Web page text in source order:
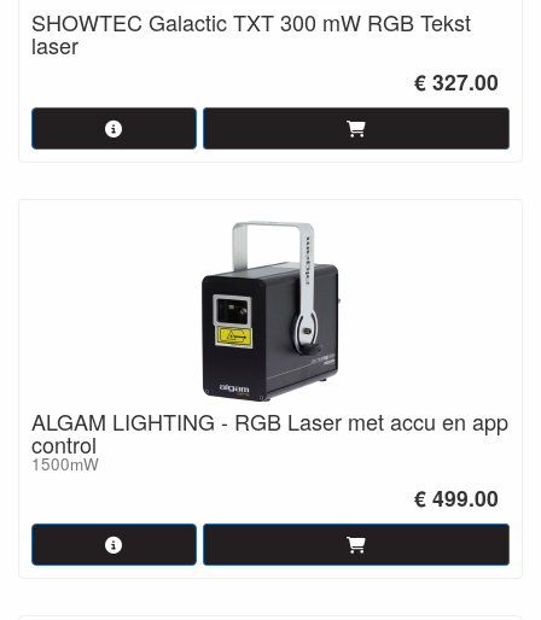
SHOWTEC Galactic TXT 300 mW RGB Tekst
laser
€ 327.00
ALGAM LIGHTING - RGB Laser met accu en app
control
1500mW
€ 499.00